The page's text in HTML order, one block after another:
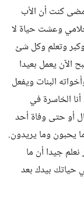
كنت أن الأب
وعشت حياة لا
وتعلم وكل شئ
الآن يعمل بعيدا
البنات ويفعل
الخاسرة في
أو حتى وفاة أحد
يحبون وما يريدون.
جيدا أن ما
حياتك بيدك بعد